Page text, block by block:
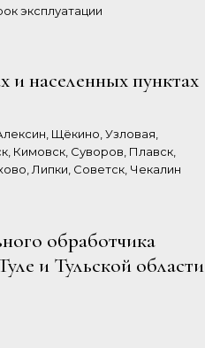
эксплуатации
и населенных пунктах
Щёкино, Узловая,
Кимовск, Суворов, Плавск,
Липки, Советск, Чекалин
обработчика
и Тульской области